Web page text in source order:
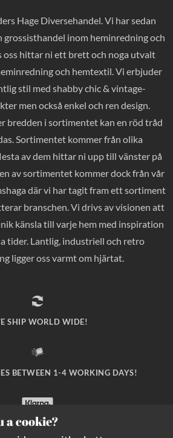
Hage Diversehandel. Vi har sedan
inom heminredning och
oss hittar ni ett brett och noga utvalt
och hemtextil. Vi erbjuder
stil med shabby chic & vintage-
men också enkel och ren design.
bredden i sortimentet kan en röd tråd
Sortimentet kommer från olika
av dem hittar ni upp till vänster på
av sortimentet kommer dock från vår
där vi har tagit fram ett sortiment
branschen. Vi drivs av visionen att
känsla till varje hem med inspiration
tider. Lantlig, industriell och retro
ligger oss varmt om hjärtat.
SHIP WORLD WIDE!
BETWEEN 1-4 WORKING DAYS!
WITH KLARNA CHECKOUT!
a cookie?